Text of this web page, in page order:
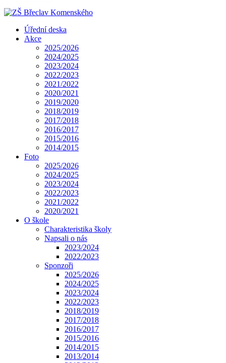
Úřední deska
Akce
2025/2026
2024/2025
2023/2024
2022/2023
2021/2022
2020/2021
2019/2020
2018/2019
2017/2018
2016/2017
2015/2016
2014/2015
Foto
2025/2026
2024/2025
2023/2024
2022/2023
2021/2022
2020/2021
O škole
Charakteristika školy
Napsali o nás
2023/2024
2022/2023
Sponzoři
2025/2026
2024/2025
2023/2024
2022/2023
2018/2019
2017/2018
2016/2017
2015/2016
2014/2015
2013/2014